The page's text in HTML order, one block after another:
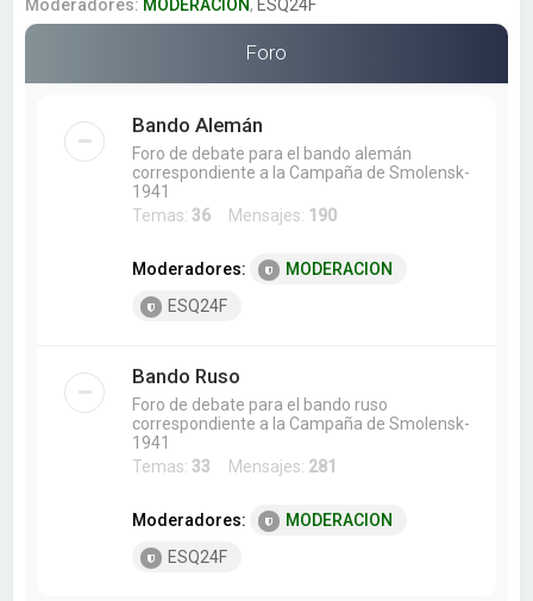
r
Moderadores: MODERACION, ESQ24F
Foro
Bando Alemán
Foro de debate para el bando alemán
correspondiente a la Campaña de Smolensk-
1941
Temas: 36 Mensajes: 190
Moderadores:
MODERACION
ESQ24F
Bando Ruso
Foro de debate para el bando ruso
correspondiente a la Campaña de Smolensk-
1941
Temas: 33 Mensajes: 281
Moderadores:
MODERACION
ESQ24F